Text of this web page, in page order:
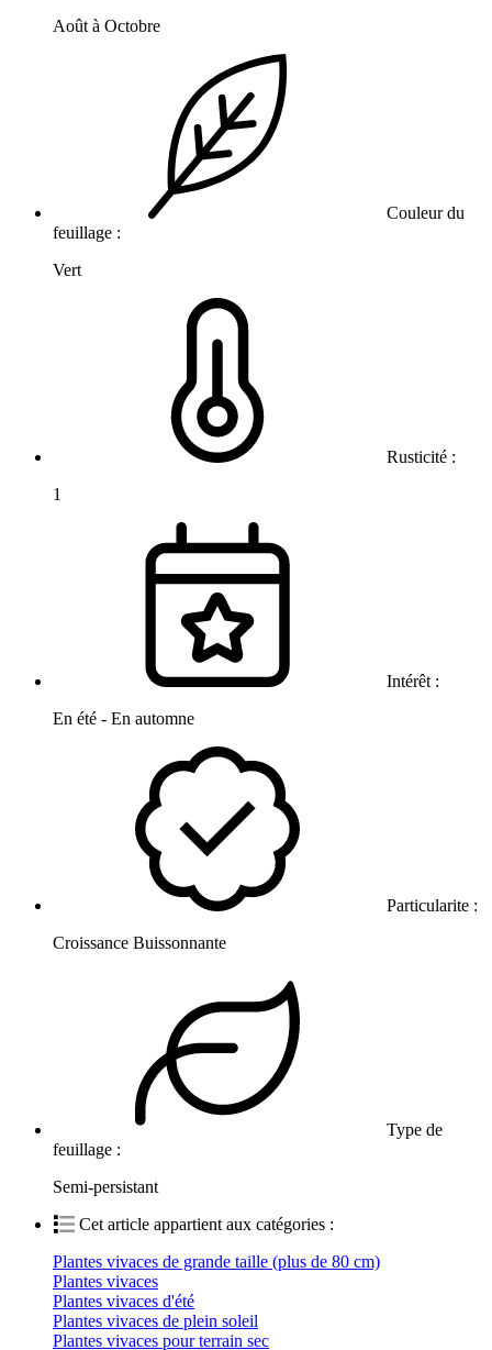
Août à Octobre
Couleur du
feuillage :
Vert
Rusticité :
1
Intérêt :
En été - En automne
Particularite :
Croissance Buissonnante
Type de
feuillage :
Semi-persistant
Cet article appartient aux catégories :
Plantes vivaces de grande taille (plus de 80 cm)
Plantes vivaces
Plantes vivaces d'été
Plantes vivaces de plein soleil
Plantes vivaces pour terrain sec